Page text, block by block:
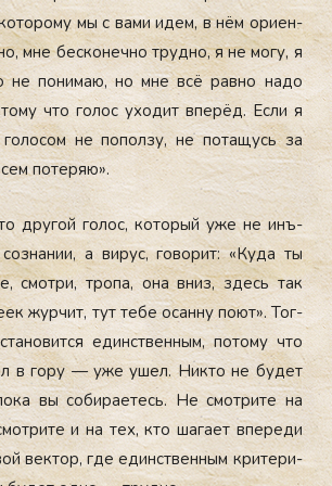
мы с ва­ми идем, в нём ори­ен­
мне бес­ко­неч­но труд­но, я не мо­гу, я
не по­нимаю, но мне всё рав­но на­до
что го­лос ухо­дит впе­рёд. Ес­ли я
не по­пол­зу, не по­тащусь за
по­теряю».
дру­гой го­лос, ко­торый уже не инъ­
а ви­рус, го­ворит: «Ку­да ты
смот­ри, тро­па, она вниз, здесь так
жур­чит, тут те­бе осан­ну по­ют». Тог­
единс­твен­ным, по­тому что
в го­ру — уже ушел. Ник­то не бу­дет
вы со­бира­етесь. Не смот­ри­те на
и на тех, кто ша­га­ет впе­реди
век­тор, где единс­твен­ным кри­тери­